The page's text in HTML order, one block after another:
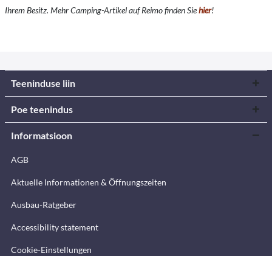
Ihrem Besitz. Mehr Camping-Artikel auf Reimo finden Siehier!
Teeninduse liin
Poe teenindus
Informatsioon
AGB
Aktuelle Informationen & Öffnungszeiten
Ausbau-Ratgeber
Accessibility statement
Cookie-Einstellungen